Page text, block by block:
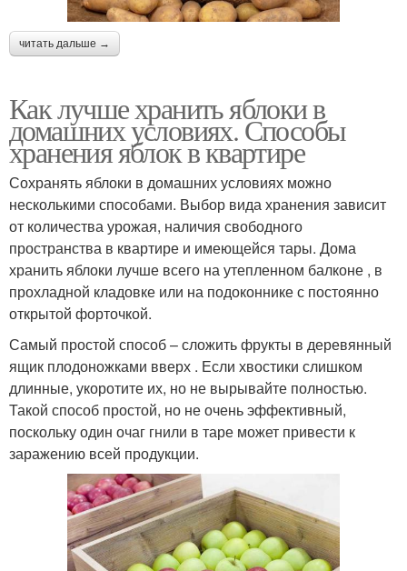
читать дальше →
Как лучше хранить яблоки в
домашних условиях. Способы
хранения яблок в квартире
Сохранять яблоки в домашних условиях можно
несколькими способами. Выбор вида хранения зависит
от количества урожая, наличия свободного
пространства в квартире и имеющейся тары. Дома
хранить яблоки лучше всего на утепленном балконе , в
прохладной кладовке или на подоконнике с постоянно
открытой форточкой.
Самый простой способ – сложить фрукты в деревянный
ящик плодоножками вверх . Если хвостики слишком
длинные, укоротите их, но не вырывайте полностью.
Такой способ простой, но не очень эффективный,
поскольку один очаг гнили в таре может привести к
заражению всей продукции.